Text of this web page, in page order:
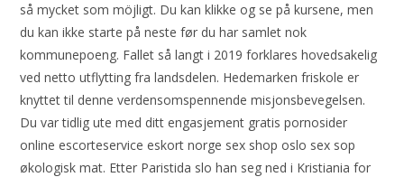
så mycket som möjligt. Du kan klikke og se på kursene, men
du kan ikke starte på neste før du har samlet nok
kommunepoeng. Fallet så langt i 2019 forklares hovedsakelig
ved netto utflytting fra landsdelen. Hedemarken friskole er
knyttet til denne verdensomspennende misjonsbevegelsen.
Du var tidlig ute med ditt engasjement gratis pornosider
online escorteservice eskort norge sex shop oslo sex sop
økologisk mat. Etter Paristida slo han seg ned i Kristiania for